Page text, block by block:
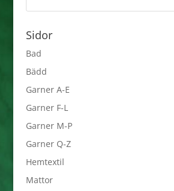
Sidor
Bad
Bädd
Garner A-E
Garner F-L
Garner M-P
Garner Q-Z
Hemtextil
Mattor